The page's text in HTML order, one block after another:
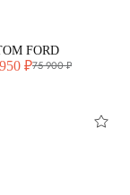
FORD
₽75 900 ₽